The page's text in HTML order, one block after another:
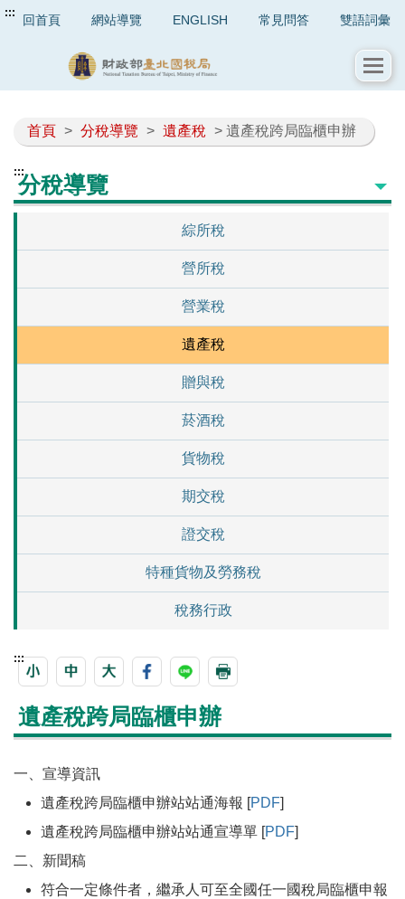
::: 回首頁 網站導覽 ENGLISH 常見問答 雙語詞彙
首頁 > 分稅導覽 > 遺產稅 > 遺產稅跨局臨櫃申辦
:::分稅導覽
綜所稅
營所稅
營業稅
遺產稅
贈與稅
菸酒稅
貨物稅
期交稅
證交稅
特種貨物及勞務稅
稅務行政
:::
遺產稅跨局臨櫃申辦
一、宣導資訊
遺產稅跨局臨櫃申辦站站通海報 [PDF]
遺產稅跨局臨櫃申辦站站通宣導單 [PDF]
二、新聞稿
符合一定條件者，繼承人可至全國任一國稅局臨櫃申報